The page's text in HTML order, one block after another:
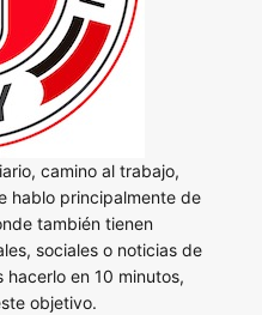
camino al trabajo,
hablo principalmente de
también tienen
sociales o noticias de
en 10 minutos,
objetivo.